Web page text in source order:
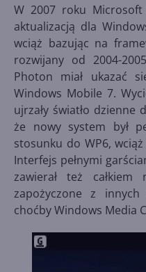
W 2007 roku Microsoft
aktualizacją dla
wciąż bazując na
rozwijany od 2004-
Photon miał ukazać
Windows Mobile 7.
ujrzały światło dzienne
że nowy system był
stosunku do WP6,
Interfejs pełnymi
zawierał też
zapożyczone z
choćby Windows Media